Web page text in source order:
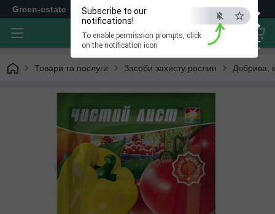
×
ESC
Subscribe to our
notifications!
To enable permission prompts, click
on the notification icon
Green-estate
Товари та послуги Засоби захисту рослин Добрива,